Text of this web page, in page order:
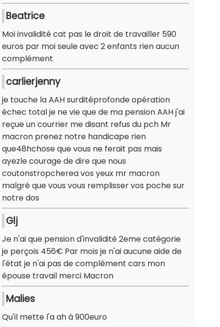
Beatrice
Moi invalidité cat pas le droit de travailler 590
euros par moi seule avec 2 enfants rien aucun
complément
carlierjenny
je touche la AAH surditéprofonde opération
échec total je ne vie que de ma pension AAH j'ai
reçue un courrier me disant refus du pch Mr
macron prenez notre handicape rien
que48hchose que vous ne ferait pas mais
ayezle courage de dire que nous
coutonstropcherea vos yeux mr macron
malgré que vous vous remplisser vos poche sur
notre dos
Glj
Je n'ai que pension d'invalidité 2eme catégorie
je perçois 456€ Par mois je n'ai aucune aide de
l'état je n'ai pas de complément cars mon
épouse travail merci Macron
Malies
Qu'il mette l'a ah à 900euro